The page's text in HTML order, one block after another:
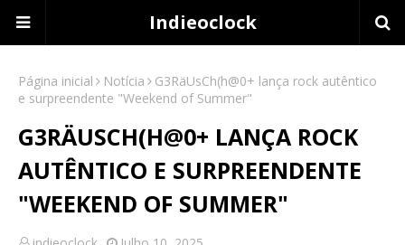
Indieoclock
Página inicial Notícia
G3RäUsCh(h@0+ lança rock autêntico
e surpreendente "Weekend of Summer"
G3RÄUSCH(H@0+ LANÇA ROCK
AUTÊNTICO E SURPREENDENTE
"WEEKEND OF SUMMER"